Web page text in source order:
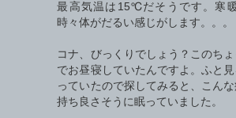
最高気温は15℃だそうです。寒
時々体がだるい感じがします。。。
コナ、びっくりでしょう？このち
でお昼寝していたんですよ。ふと
っていたので探してみると、こん
持ち良さそうに眠っていました。